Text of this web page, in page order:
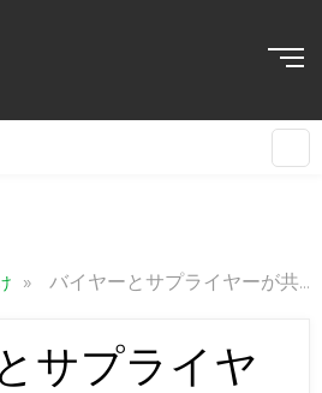
» バイヤーとサプライヤーが共に築くサステナブルなサプライチェーン―EcoVadisを通じた対話と改善の実践
サプライヤ